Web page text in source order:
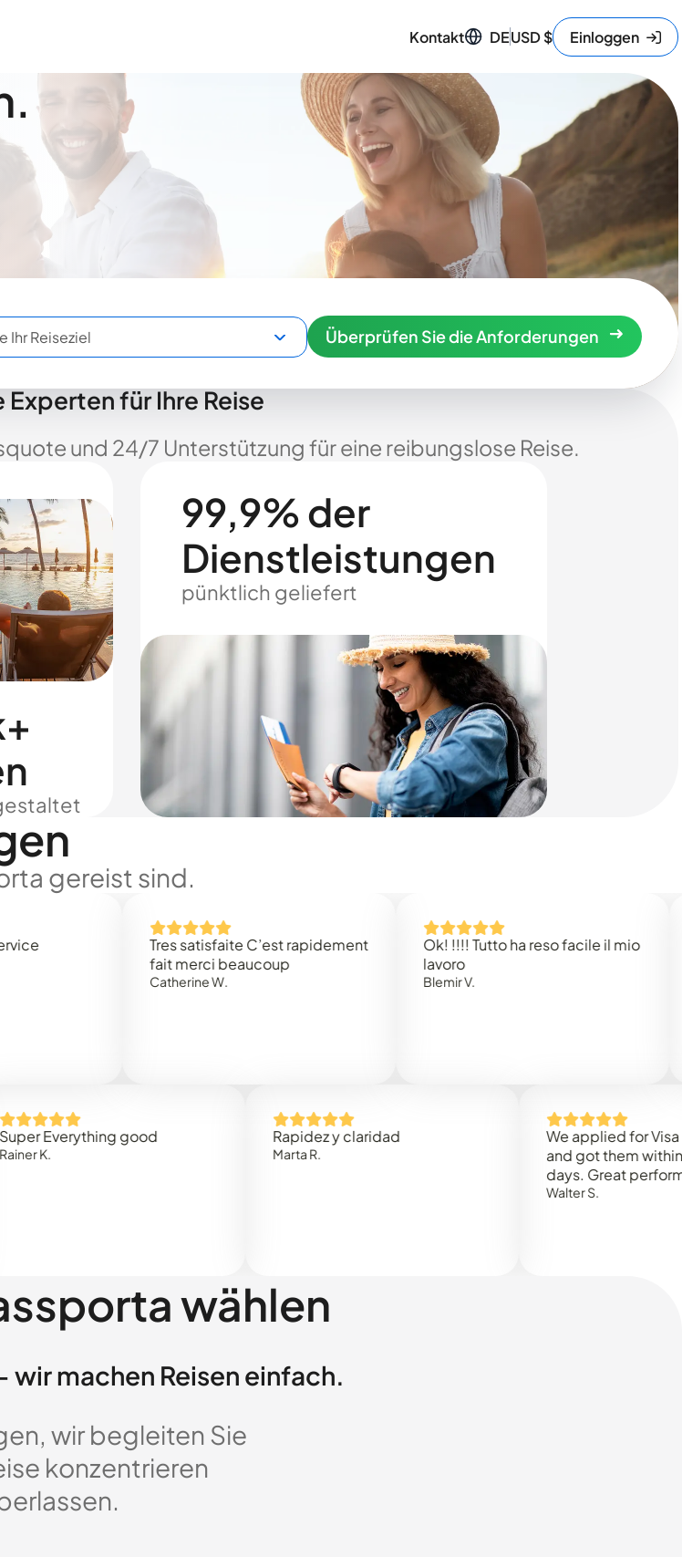
Kontakt DEUSD$ Einloggen
Überprüfen Sie die Anforderungen
Experten für Ihre Reise
und 24/7 Unterstützung für eine reibungslose Reise.
99,9% der
Dienstleistungen
pünktlich geliefert
gereist sind.
Tres satisfaite C’est rapidement
fait merci beaucoup
Catherine W.
Ok! !!!! Tutto ha reso facile il mio
Blemir V.
good Rapidez y claridad
We applied for Visa to
and got them within 3
days. Great performance!
Walter S.
wählen
wir machen Reisen einfach.
wir begleiten Sie
konzentrieren